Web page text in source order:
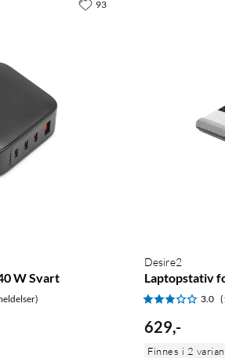
W Svart
93
Desire2
Laptopstativ
3.0
629,-
Finnes i 2